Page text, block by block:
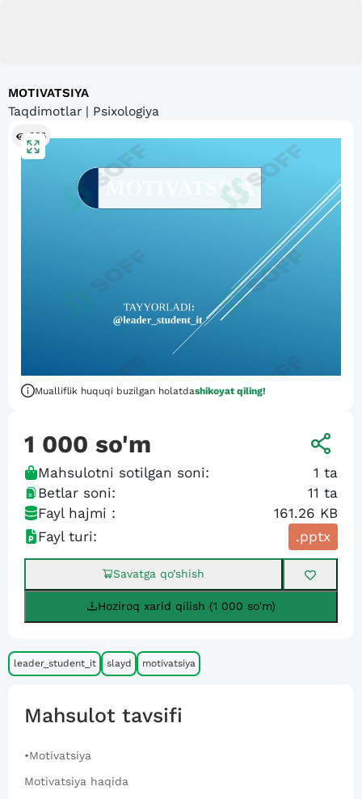
MOTIVATSIYA
Taqdimotlar | Psixologiya
686
Mualliflik huquqi buzilgan holatdashikoyat qiling!
1 000 so'm
Mahsulotni sotilgan soni: 1 ta
Betlar soni:
11 ta
Fayl hajmi :
161.26 KB
Fayl turi:
.pptx
Savatga qo’shish
Hoziroq xarid qilish (1 000 so'm)
leader_student_it slayd motivatsiya
Mahsulot tavsifi
•Motivatsiya
Motivatsiya haqida